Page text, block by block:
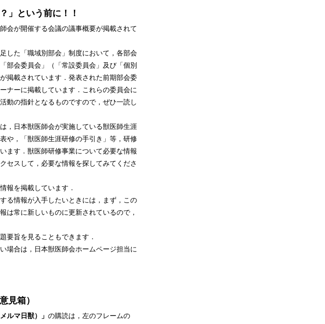
」という前に！！
会が開催する会議の議事概要が掲載されて
した「職域別部会」制度において，各部会
部会委員会」（「常設委員会」及び「個別
掲載されています．発表された前期部会委
ナーに掲載しています．これらの委員会に
動の指針となるものですので，ぜひ一読し
，日本獣医師会が実施している獣医師生涯
や，「獣医師生涯研修の手引き」等，研修
ます．獣医師研修事業について必要な情報
セスして，必要な情報を探してみてくださ
報を掲載しています．
る情報が入手したいときには，まず，この
は常に新しいものに更新されているので，
要旨を見ることもできます．
場合は，日本獣医師会ホームページ担当に
見箱）
ルマ日獣）」 の購読は，左のフレームの